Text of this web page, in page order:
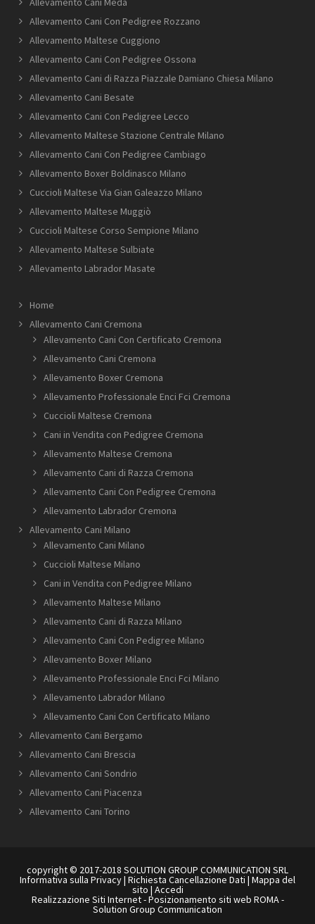
Allevamento Cani Con Pedigree Rozzano
Allevamento Maltese Cuggiono
Allevamento Cani Con Pedigree Ossona
Allevamento Cani di Razza Piazzale Damiano Chiesa Milano
Allevamento Cani Besate
Allevamento Cani Con Pedigree Lecco
Allevamento Maltese Stazione Centrale Milano
Allevamento Cani Con Pedigree Cambiago
Allevamento Boxer Boldinasco Milano
Cuccioli Maltese Via Gian Galeazzo Milano
Allevamento Maltese Muggiò
Cuccioli Maltese Corso Sempione Milano
Allevamento Maltese Sulbiate
Allevamento Labrador Masate
Home
Allevamento Cani Cremona
Allevamento Cani Con Certificato Cremona
Allevamento Cani Cremona
Allevamento Boxer Cremona
Allevamento Professionale Enci Fci Cremona
Cuccioli Maltese Cremona
Cani in Vendita con Pedigree Cremona
Allevamento Maltese Cremona
Allevamento Cani di Razza Cremona
Allevamento Cani Con Pedigree Cremona
Allevamento Labrador Cremona
Allevamento Cani Milano
Allevamento Cani Milano
Cuccioli Maltese Milano
Cani in Vendita con Pedigree Milano
Allevamento Maltese Milano
Allevamento Cani di Razza Milano
Allevamento Cani Con Pedigree Milano
Allevamento Boxer Milano
Allevamento Professionale Enci Fci Milano
Allevamento Labrador Milano
Allevamento Cani Con Certificato Milano
Allevamento Cani Bergamo
Allevamento Cani Brescia
Allevamento Cani Sondrio
Allevamento Cani Piacenza
Allevamento Cani Torino
copyright © 2017-2018 SOLUTION GROUP COMMUNICATION SRL
Informativa sulla Privacy| Richiesta Cancellazione Dati | Mappa del
sito | Accedi
Realizzazione Siti Internet-Posizionamento siti web ROMA-
Solution Group Communication